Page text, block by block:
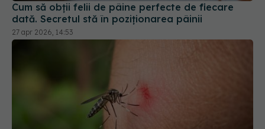
Cum să obții felii de pâine perfecte de fiecare
dată. Secretul stă în poziționarea pâinii
27 apr 2026, 14:53